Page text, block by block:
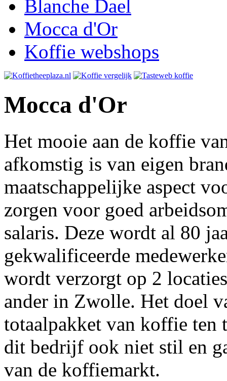
Blanche Dael
Mocca d'Or
Koffie webshops
Mocca d'Or
Het mooie aan de koffie
afkomstig is van eigen
maatschappelijke aspect
zorgen voor goed
salaris. Deze wordt al 80
gekwalificeerde
wordt verzorgt op 2
ander in Zwolle. Het doel
totaalpakket van koffie ten
dit bedrijf ook niet stil en
van de koffiemarkt.